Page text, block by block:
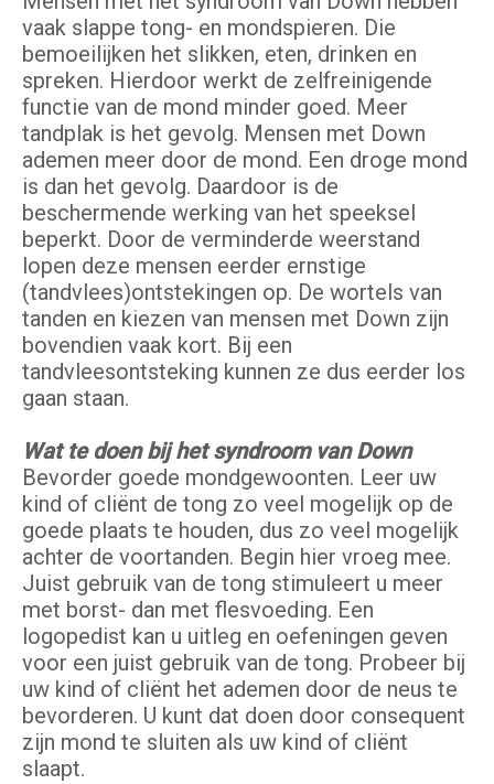
vaak slappe tong- en mondspieren. Die
bemoeilijken het slikken, eten, drinken en
spreken. Hierdoor werkt de zelfreinigende
functie van de mond minder goed. Meer
tandplak is het gevolg. Mensen met Down
ademen meer door de mond. Een droge mond
is dan het gevolg. Daardoor is de
beschermende werking van het speeksel
beperkt. Door de verminderde weerstand
lopen deze mensen eerder ernstige
(tandvlees)ontstekingen op. De wortels van
tanden en kiezen van mensen met Down zijn
bovendien vaak kort. Bij een
tandvleesontsteking kunnen ze dus eerder los
gaan staan.
Wat te doen bij het syndroom van Down
Bevorder goede mondgewoonten. Leer uw
kind of cliënt de tong zo veel mogelijk op de
goede plaats te houden, dus zo veel mogelijk
achter de voortanden. Begin hier vroeg mee.
Juist gebruik van de tong stimuleert u meer
met borst- dan met flesvoeding. Een
logopedist kan u uitleg en oefeningen geven
voor een juist gebruik van de tong. Probeer bij
uw kind of cliënt het ademen door de neus te
bevorderen. U kunt dat doen door consequent
zijn mond te sluiten als uw kind of cliënt
slaapt.